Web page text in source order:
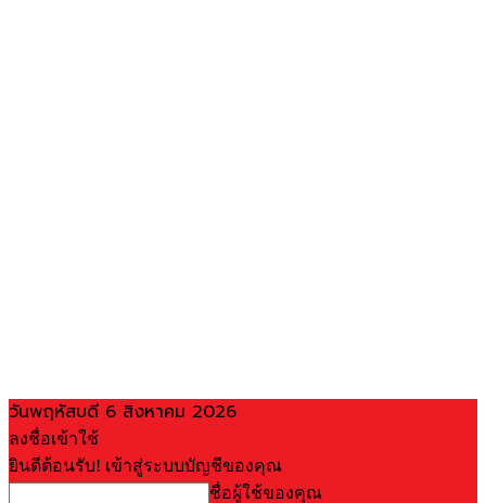
วันพฤหัสบดี 6 สิงหาคม 2026
ลงชื่อเข้าใช้
ยินดีต้อนรับ! เข้าสู่ระบบบัญชีของคุณ
ชื่อผู้ใช้ของคุณ